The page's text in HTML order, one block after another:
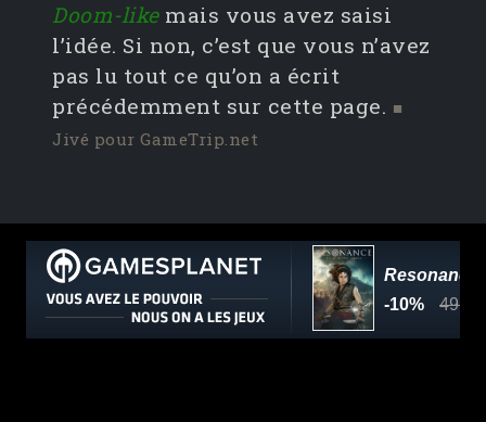
Doom-likemais vous avez saisi
l’idée. Si non, c’est que vous n’avez
pas lu tout ce qu’on a écrit
précédemment sur cette page. ■
Jivé pour GameTrip.net